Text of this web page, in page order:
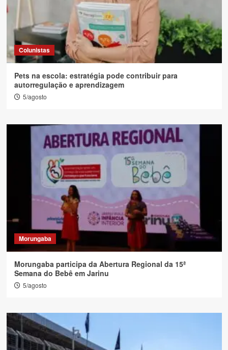
Colunistas
Pets na escola: estratégia pode contribuir para
autorregulação e aprendizagem
5/agosto
Morungaba
Morungaba participa da Abertura Regional da 15ª
Semana do Bebê em Jarinu
5/agosto